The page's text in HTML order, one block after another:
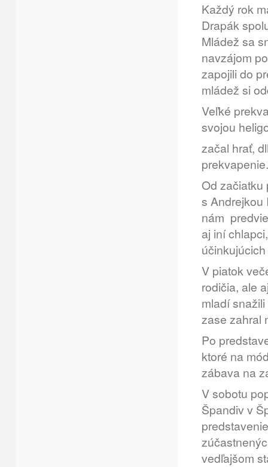
Každý rok
Drapák
Mládež sa
navzájom
zapojili do
mládež si
Veľké
svojou
začal hrať,
Od začiatku
s Andrejkou
nám
aj iní
V piatok
rodičia, ale
mladí
zase zahral
Po
ktoré na
zábava na
V sobotu
Špandiv v
vedľajšom